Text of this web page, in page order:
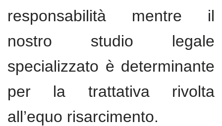
responsabilità mentre il
nostro studio legale
specializzato è determinante
per la trattativa rivolta
all’equo risarcimento.